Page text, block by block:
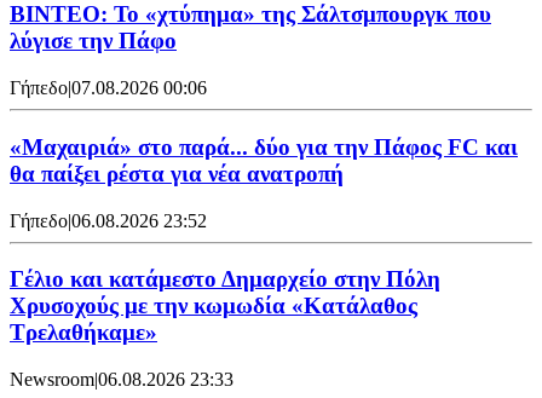
ΒΙΝΤΕΟ: Το «χτύπημα» της Σάλτσμπουργκ που
λύγισε την Πάφο
Γήπεδο|07.08.2026 00:06
«Μαχαιριά» στο παρά... δύο για την Πάφος FC και
θα παίξει ρέστα για νέα ανατροπή
Γήπεδο|06.08.2026 23:52
Γέλιο και κατάμεστο Δημαρχείο στην Πόλη
Χρυσοχούς με την κωμωδία «Κατάλαθος
Τρελαθήκαμε»
Newsroom|06.08.2026 23:33